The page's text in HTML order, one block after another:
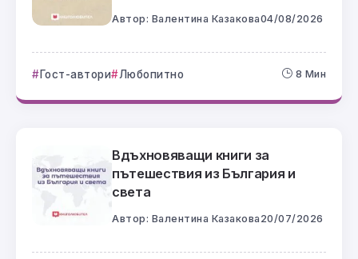
Автор: Валентина Казакова04/08/2026
Гост-автори Любопитно 8 Мин
Вдъхновяващи книги за
пътешествия из България и
света
Автор: Валентина Казакова 20/07/2026